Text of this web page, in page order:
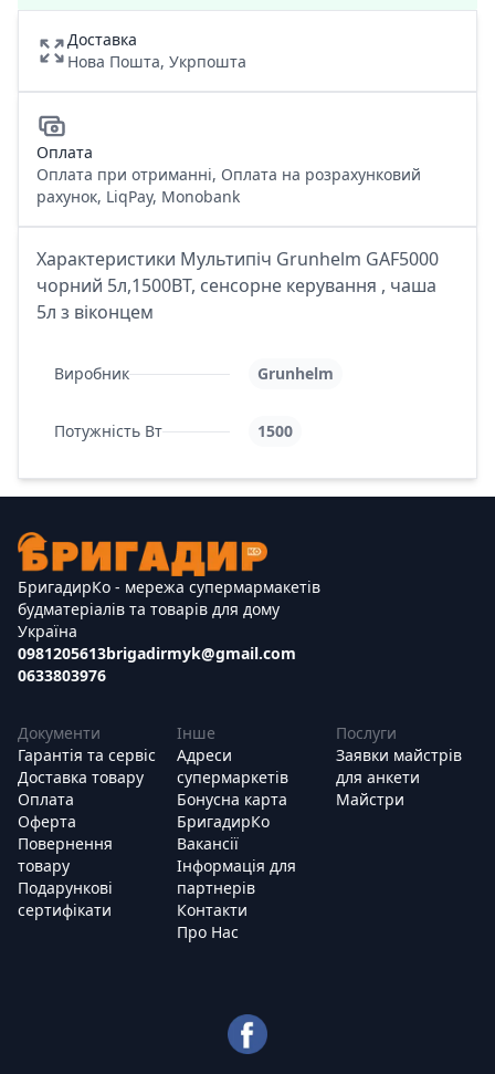
Доставка
Нова Пошта, Укрпошта
Оплата
Оплата при отриманні, Оплата на розрахунковий
рахунок, LiqPay, Monobank
Характеристики Мультипіч Grunhelm GAF5000
чорний 5л,1500ВТ, сенсорне керування , чаша
5л з віконцем
Виробник Grunhelm
Потужність Вт 1500
БригадирКо - мережа супермармакетів
будматеріалів та товарів для дому
Україна
0981205613
0633803976
brigadirmyk@gmail.com
Документи
Гарантія та сервіс
Доставка товару
Оплата
Оферта
Повернення
товару
Подарункові
сертифікати
Інше
Адреси
супермаркетів
Бонусна карта
БригадирКо
Вакансії
Інформація для
партнерів
Контакти
Про Нас
Послуги
Заявки майстрів
для анкети
Майстри